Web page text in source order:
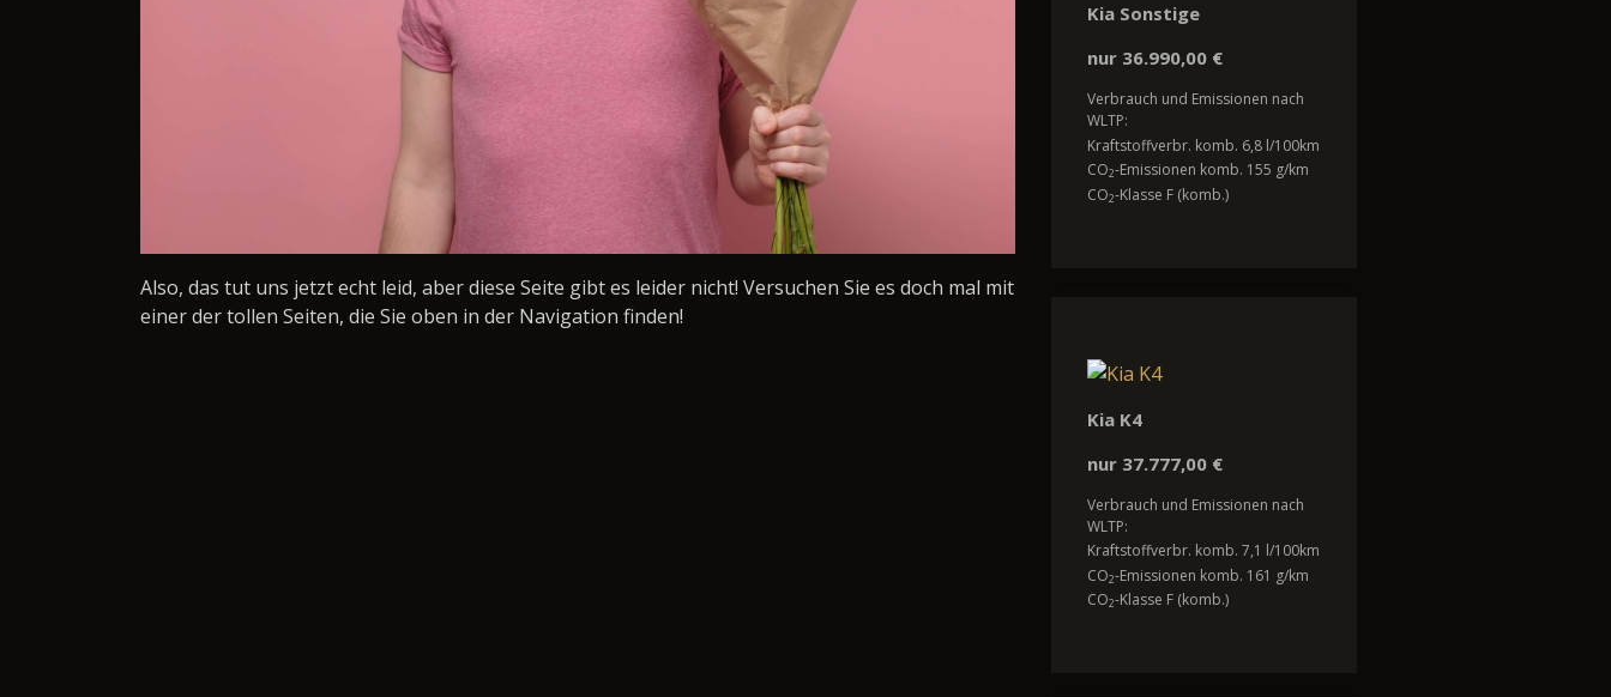
Also, das tut uns jetzt echt leid, aber diese Seite gibt es leider nicht! Versuchen Sie es doch mal mit
einer der tollen Seiten, die Sie oben in der Navigation finden!
Kia Sonstige
nur 36.990,00 €
Verbrauch und Emissionen nach
WLTP:
Kraftstoffverbr. komb. 6,8 l/100km
CO2-Emissionen komb. 155 g/km
CO2-Klasse F (komb.)
Kia K4
nur 37.777,00 €
Verbrauch und Emissionen nach
WLTP:
Kraftstoffverbr. komb. 7,1 l/100km
CO2-Emissionen komb. 161 g/km
CO2-Klasse F (komb.)